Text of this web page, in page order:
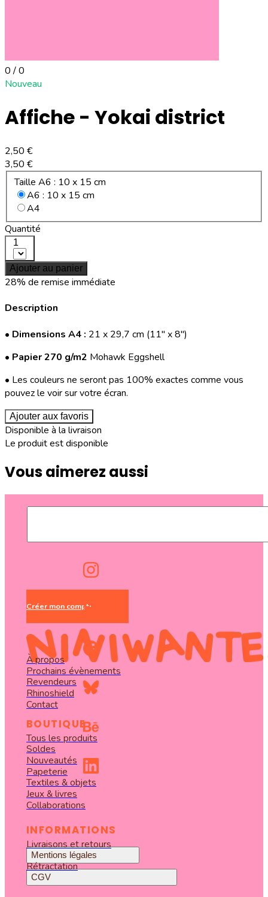
0 / 0
Nouveau
Affiche - Yokai district
2,50 €
3,50 €
Taille A6 : 10 x 15 cm
A6 : 10 x 15 cm
A4
Quantité
1
Ajouter au panier
28% de remise immédiate
Description
• Dimensions A4 : 21 x 29,7 cm (11" x 8")
• Papier 270 g/m2 Mohawk Eggshell
• Les couleurs ne seront pas 100% exactes comme vous
pouvez le voir sur votre écran.
Ajouter aux favoris
Disponible à la livraison
Le produit est disponible
Vous aimerez aussi
BOUTIQUE
INFORMATIONS
À propos
Tous les produits
Prochains évènements
Soldes
Revendeurs
Nouveautés
Mentions légales
Livraisons et retours
Créer mon compte
Papeterie
CGV
Rétractation
Contact
Rhinoshield
Textiles & objets
Jeux & livres
Collaborations